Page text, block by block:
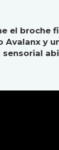
el broche
Avalanx y
sensorial